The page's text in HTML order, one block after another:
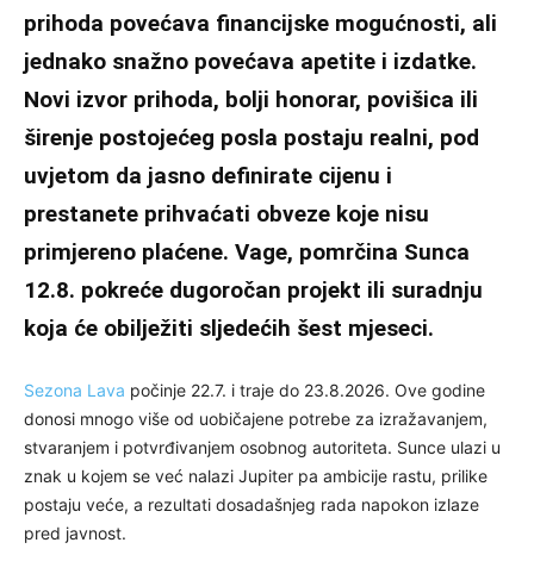
prihoda povećava financijske mogućnosti, ali
jednako snažno povećava apetite i izdatke.
Novi izvor prihoda, bolji honorar, povišica ili
širenje postojećeg posla postaju realni, pod
uvjetom da jasno definirate cijenu i
prestanete prihvaćati obveze koje nisu
primjereno plaćene. Vage, pomrčina Sunca
12.8. pokreće dugoročan projekt ili suradnju
koja će obilježiti sljedećih šest mjeseci.
Sezona Lava počinje 22.7. i traje do 23.8.2026. Ove godine
donosi mnogo više od uobičajene potrebe za izražavanjem,
stvaranjem i potvrđivanjem osobnog autoriteta. Sunce ulazi u
znak u kojem se već nalazi Jupiter pa ambicije rastu, prilike
postaju veće, a rezultati dosadašnjeg rada napokon izlaze
pred javnost.